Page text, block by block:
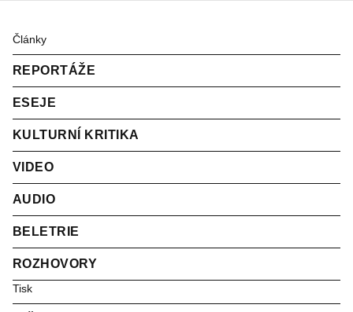
Články
REPORTÁŽE
ESEJE
KULTURNÍ KRITIKA
VIDEO
AUDIO
BELETRIE
ROZHOVORY
Tisk